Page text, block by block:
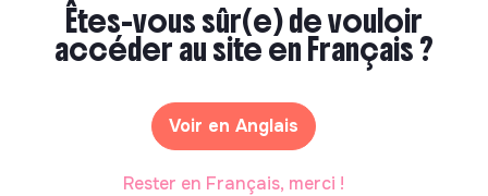
1 labels et certifications
Montreuil, France
Finance
Êtes-vous sûr(e) de vouloir
accéder au site en Français ?
Voir en Anglais
Rester en Français, merci !